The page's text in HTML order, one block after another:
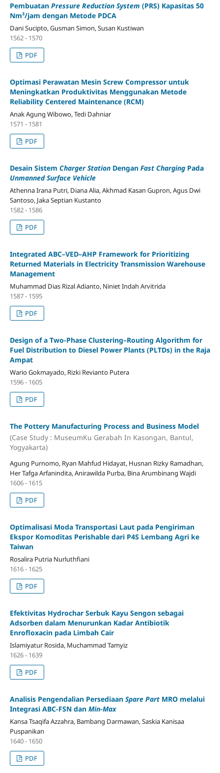
Pembuatan Pressure Reduction System (PRS) Kapasitas 50
Nm³/jam dengan Metode PDCA
Dani Sucipto, Gusman Simon, Susan Kustiwan
1562 - 1570
PDF
Optimasi Perawatan Mesin Screw Compressor untuk
Meningkatkan Produktivitas Menggunakan Metode
Reliability Centered Maintenance (RCM)
Anak Agung Wibowo, Tedi Dahniar
1571 - 1581
PDF
Desain Sistem Charger StationDengan Fast Charging Pada
Unmanned Surface Vehicle
Athenna Irana Putri, Diana Alia, Akhmad Kasan Gupron, Agus Dwi
Santoso, Jaka Septian Kustanto
1582 - 1586
PDF
Integrated ABC–VED–AHP Framework for Prioritizing
Returned Materials in Electricity Transmission Warehouse
Management
Muhammad Dias Rizal Adianto, Niniet Indah Arvitrida
1587 - 1595
PDF
Design of a Two-Phase Clustering–Routing Algorithm for
Fuel Distribution to Diesel Power Plants (PLTDs) in the Raja
Ampat
Wario Gokmayado, Rizki Revianto Putera
1596 - 1605
PDF
The Pottery Manufacturing Process and Business Model
(Case Study : MuseumKu Gerabah In Kasongan, Bantul,
Yogyakarta)
Agung Purnomo, Ryan Mahfud Hidayat, Husnan Rizky Ramadhan,
Her Tafga Arfanindita, Anirawilda Purba, Bina Arumbinang Wajdi
1606 - 1615
PDF
Optimalisasi Moda Transportasi Laut pada Pengiriman
Ekspor Komoditas Perishable dari P4S Lembang Agri ke
Taiwan
Rosalira Putria Nurluthfiani
1616 - 1625
PDF
Efektivitas Hydrochar Serbuk Kayu Sengon sebagai
Adsorben dalam Menurunkan Kadar Antibiotik
Enrofloxacin pada Limbah Cair
Islamiyatur Rosida, Muchammad Tamyiz
1626 - 1639
PDF
Analisis Pengendalian Persediaan Spare PartMRO melalui
Integrasi ABC-FSN dan Min-Max
Kansa Tsaqifa Azzahra, Bambang Darmawan, Saskia Kanisaa
Puspanikan
1640 - 1650
PDF